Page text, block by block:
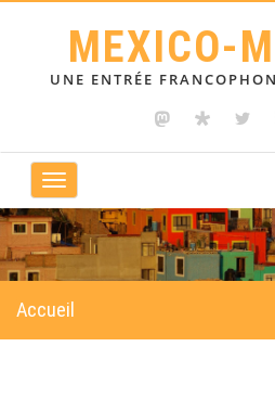
MEXICO-
UNE ENTRÉE
Toggle
navigation
Accueil